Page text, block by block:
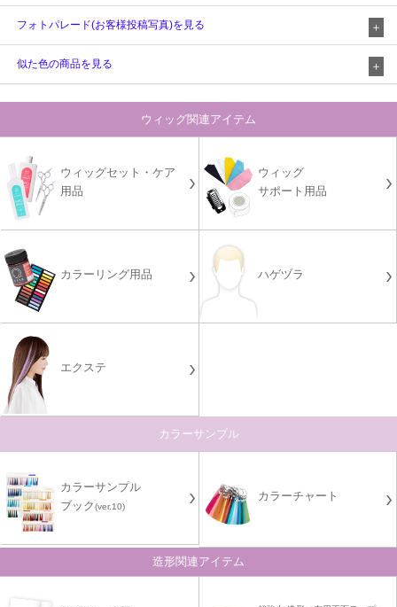
フォトパレード(お客様投稿写真)を見る
似た色の商品を見る
ウィッグ関連アイテム
ウィッグセット・ケア
用品
ウィッグ
サポート用品
カラーリング用品 ハゲヅラ
エクステ
カラーサンプル
カラーサンプル
ブック(ver.10)
カラーチャート
造形関連アイテム